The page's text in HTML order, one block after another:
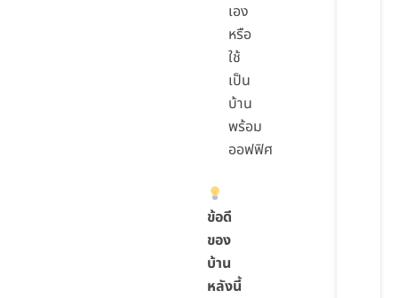
เอง
หรือ
ใช้
เป็น
บ้าน
พร้อม
ออฟฟิศ
ข้อดี
ของ
บ้าน
หลังนี้